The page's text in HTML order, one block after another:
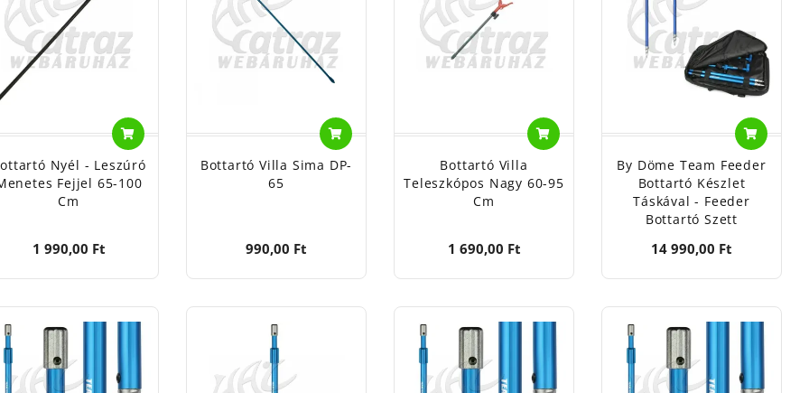
- Svendsen Sport A/S, Dánia, 4621 Gadstrup, Erhervervsparken u.14
- Svendsen Sport A/S, Dánia, 4621 Gadstrup, Erhervervsparken u.14
útmutató: Leszúrható bottartó, ágas, letekerhető bottartó
Nedves törlőkendővel.
anyaga: Fém, alumínium, műanyag, réz
gyermekektől elzárva tartandó!
Nyél - Leszúró
Fejjel 65-100
Cm
1 990,00 Ft
Bottartó Villa Sima DP-
65
990,00 Ft
Bottartó Villa
Teleszkópos Nagy 60-95
Cm
1 690,00 Ft
By Döme Team Feeder
Bottartó Készlet
Táskával - Feeder
Bottartó Szett
14 990,00 Ft